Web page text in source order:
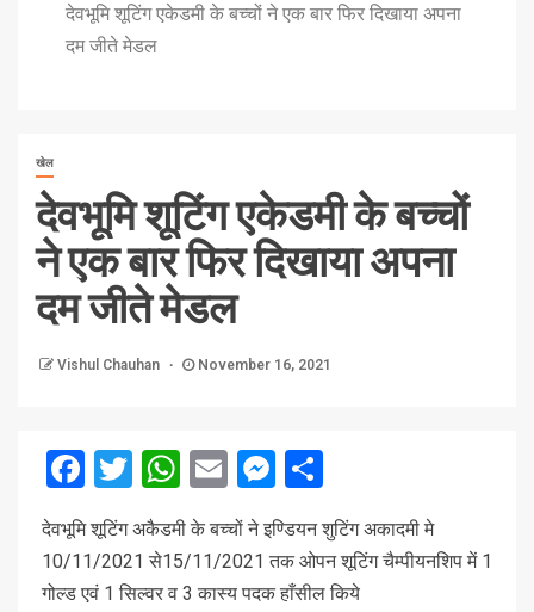
देवभूमि शूटिंग एकेडमी के बच्चों ने एक बार फिर दिखाया अपना
दम जीते मेडल
खेल
देवभूमि शूटिंग एकेडमी के बच्चों
ने एक बार फिर दिखाया अपना
दम जीते मेडल
Vishul Chauhan November 16, 2021
Facebook
Twitter
WhatsApp
EmailMessenger
देवभूमि शूटिंग अकैडमी के बच्चों ने इण्डियन शुटिंग अकादमी मे
10/11/2021 से15/11/2021 तक ओपन शूटिंग चैम्पीयनशिप में 1
गोल्ड एवं 1 सिल्वर व 3 कास्य पदक हाँसील किये